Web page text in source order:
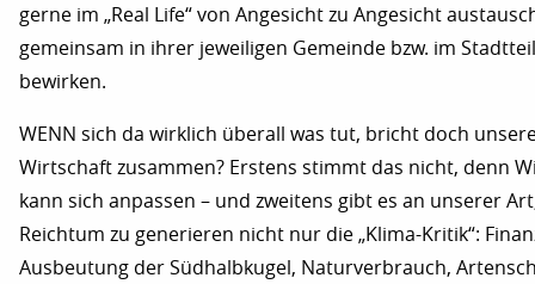
gerne im „Real Life“ von Angesicht zu Angesicht
gemeinsam in ihrer jeweiligen Gemeinde bzw. im
bewirken.
WENN sich da wirklich überall was tut, bricht doch
Wirtschaft zusammen? Erstens stimmt das nicht, denn
kann sich anpassen – und zweitens gibt es an unserer
Reichtum zu generieren nicht nur die „Klima-Kritik“:
Ausbeutung der Südhalbkugel, Naturverbrauch,